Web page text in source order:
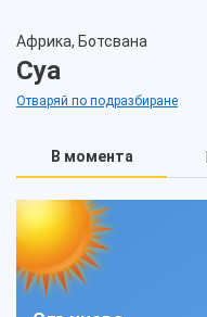
Африка, Ботсвана
Суа
Отваряй по подразбиране
В момента